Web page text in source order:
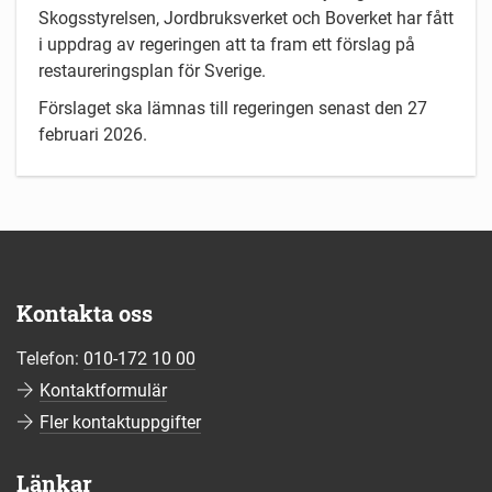
Skogsstyrelsen, Jordbruksverket och Boverket har fått
i uppdrag av regeringen att ta fram ett förslag på
restaureringsplan för Sverige.
Förslaget ska lämnas till regeringen senast den 27
februari 2026.
Kontakta oss
Telefon: 010-172 10 00
Kontaktformulär
Fler kontaktuppgifter
Länkar